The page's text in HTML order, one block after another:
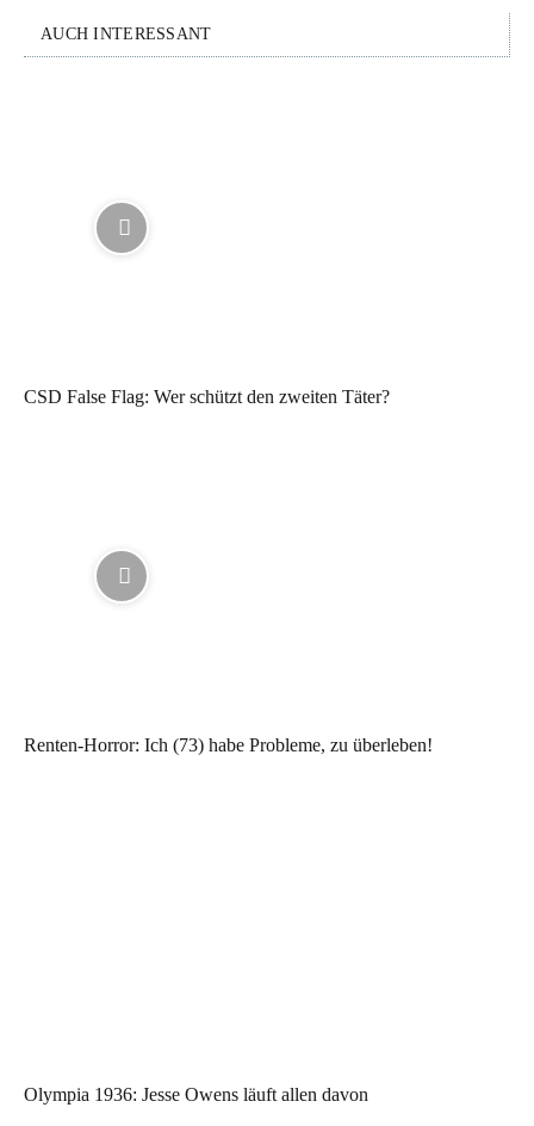
AUCH INTERESSANT
CSD False Flag: Wer schützt den zweiten Täter?
Renten-Horror: Ich (73) habe Probleme, zu überleben!
Olympia 1936: Jesse Owens läuft allen davon